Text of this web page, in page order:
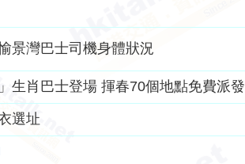
景灣巴士司機身體狀況
生肖巴士登場 揮春70個地點免費派發
選址